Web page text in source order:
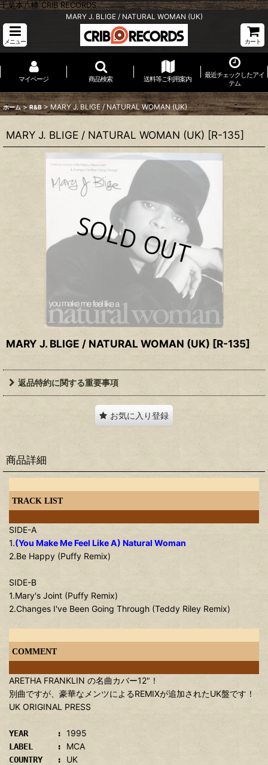
千葉本八幡 CRIB RECORDS
MARY J. BLIGE / NATURAL WOMAN (UK)
メニュー カート
マイページ 商品検索 送料等ご利用案内
最近チェックしたアイ
テム
ホーム > R&B > MARY J. BLIGE / NATURAL WOMAN (UK)
MARY J. BLIGE / NATURAL WOMAN (UK) [R-135]
MARY J. BLIGE / NATURAL WOMAN (UK) [R-135]
返品特約に関する重要事項
お気に入り登録
商品詳細
TRACK LIST
SIDE-A
1.(You Make Me Feel Like A) Natural Woman
2.Be Happy (Puffy Remix)
SIDE-B
1.Mary's Joint (Puffy Remix)
2.Changes I've Been Going Through (Teddy Riley Remix)
COMMENT
ARETHA FRANKLIN の名曲カバー12"！
別曲ですが、豪華なメンツによるREMIXが追加されたUK盤です！
UK ORIGINAL PRESS
YEAR : 1995
LABEL : MCA
COUNTRY : UK